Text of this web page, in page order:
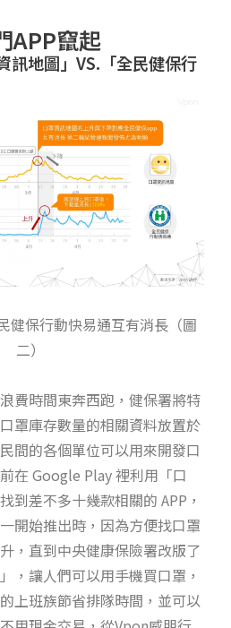
APP竄起
訊地圖」VS.「全民健保行
保行動快易通互有消長（圖
二）
費時間東奔西跑，健保署將特
罩庫存數量的相關資料放置於
間的各個單位可以用來開發口
在 Google Play 裡利用「口
到差不多十幾款相關的 APP，
開始推出時，因為方便找口罩
，直到中央健康保險署改版了
，讓人們可以用手機買口罩，
上班族節省排隊時間，並可以